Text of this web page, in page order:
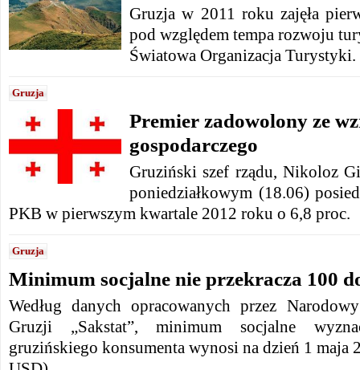
Gruzja w 2011 roku zajęła
pod względem tempa rozwoju
Światowa Organizacja Turystyki.
Gruzja
Premier zadowolony ze
gospodarczego
Gruziński szef rządu, Nikoloz
poniedziałkowym (18.06)
PKB w pierwszym kwartale 2012 roku o 6,8 proc.
Gruzja
Minimum socjalne nie przekracza 100
Według danych opracowanych przez
Gruzji „Sakstat”, minimum socjalne
gruzińskiego konsumenta wynosi na dzień 1 maja